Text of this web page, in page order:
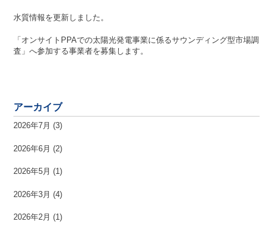
水質情報を更新しました。
「オンサイトPPAでの太陽光発電事業に係るサウンディング型市場調
査」へ参加する事業者を募集します。
アーカイブ
2026年7月 (3)
2026年6月 (2)
2026年5月 (1)
2026年3月 (4)
2026年2月 (1)